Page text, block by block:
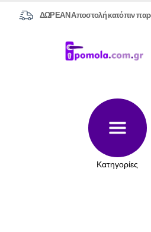
ΔΩΡΕΑΝ Αποστολή κατόπιν
Κατηγορίες